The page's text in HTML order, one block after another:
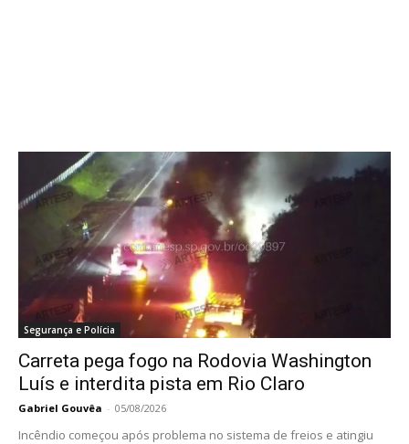
Segurança e Polícia
Carreta pega fogo na Rodovia Washington
Luís e interdita pista em Rio Claro
Gabriel Gouvêa - 05/08/2026
Incêndio começou após problema no sistema de freios e atingiu